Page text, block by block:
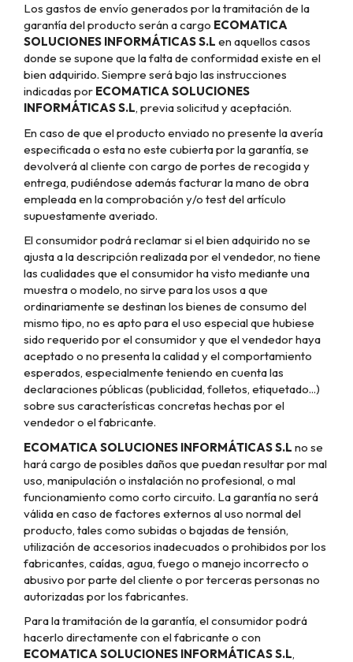
Los gastos de envío generados por la tramitación de la
garantía del producto serán a cargo ECOMATICA
SOLUCIONES INFORMÁTICAS S.L en aquellos casos
donde se supone que la falta de conformidad existe en el
bien adquirido. Siempre será bajo las instrucciones
indicadas por ECOMATICA SOLUCIONES
INFORMÁTICAS S.L, previa solicitud y aceptación.
En caso de que el producto enviado no presente la avería
especificada o esta no este cubierta por la garantía, se
devolverá al cliente con cargo de portes de recogida y
entrega, pudiéndose además facturar la mano de obra
empleada en la comprobación y/o test del artículo
supuestamente averiado.
El consumidor podrá reclamar si el bien adquirido no se
ajusta a la descripción realizada por el vendedor, no tiene
las cualidades que el consumidor ha visto mediante una
muestra o modelo, no sirve para los usos a que
ordinariamente se destinan los bienes de consumo del
mismo tipo, no es apto para el uso especial que hubiese
sido requerido por el consumidor y que el vendedor haya
aceptado o no presenta la calidad y el comportamiento
esperados, especialmente teniendo en cuenta las
declaraciones públicas (publicidad, folletos, etiquetado...)
sobre sus características concretas hechas por el
vendedor o el fabricante.
ECOMATICA SOLUCIONES INFORMÁTICAS S.L no se
hará cargo de posibles daños que puedan resultar por mal
uso, manipulación o instalación no profesional, o mal
funcionamiento como corto circuito. La garantía no será
válida en caso de factores externos al uso normal del
producto, tales como subidas o bajadas de tensión,
utilización de accesorios inadecuados o prohibidos por los
fabricantes, caídas, agua, fuego o manejo incorrecto o
abusivo por parte del cliente o por terceras personas no
autorizadas por los fabricantes.
Para la tramitación de la garantía, el consumidor podrá
hacerlo directamente con el fabricante o con
ECOMATICA SOLUCIONES INFORMÁTICAS S.L,